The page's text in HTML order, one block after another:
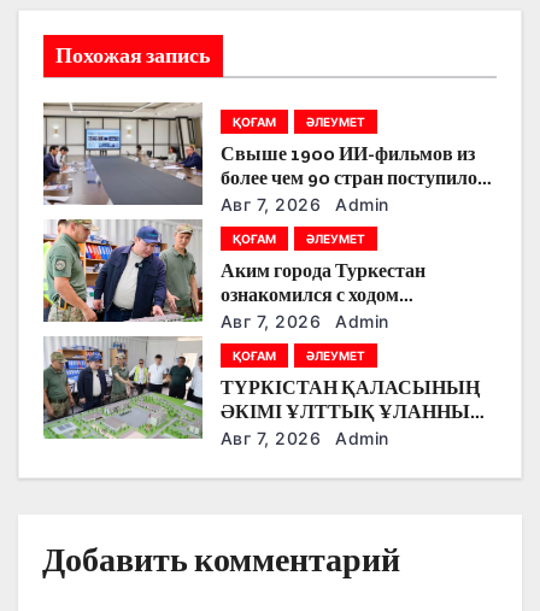
я
п
о
з
а
п
и
с
я
м
Похожая запись
ҚОҒАМ ӘЛЕУМЕТ
Свыше 1900 ИИ-фильмов из
более чем 90 стран поступило
на Astana AI Film Festival
Авг 7, 2026 Admin
ҚОҒАМ ӘЛЕУМЕТ
Аким города Туркестан
ознакомился с ходом
строительства военного
городка Национальной гвардии
Авг 7, 2026 Admin
ҚОҒАМ ӘЛЕУМЕТ
ТҮРКІСТАН ҚАЛАСЫНЫҢ
ӘКІМІ ҰЛТТЫҚ ҰЛАННЫҢ
ЖАҢА ӘСКЕРИ
ҚҰРЫЛЫС БАРЫСЫМЕН
Авг 7, 2026 Admin
Добавить комментарий